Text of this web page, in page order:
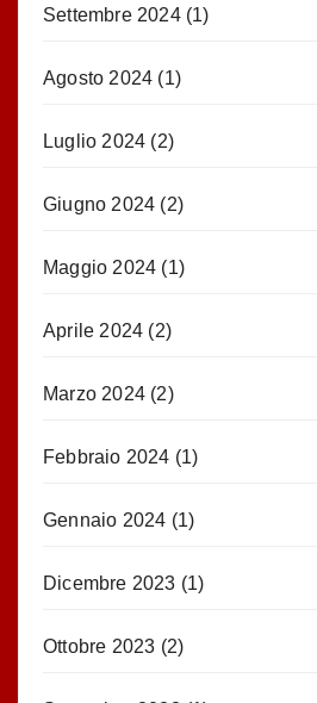
Settembre 2024(1)
Agosto 2024 (1)
Luglio 2024 (2)
Giugno 2024 (2)
Maggio 2024 (1)
Aprile 2024 (2)
Marzo 2024 (2)
Febbraio 2024 (1)
Gennaio 2024 (1)
Dicembre 2023 (1)
Ottobre 2023 (2)